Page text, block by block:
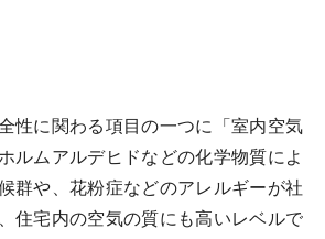
性に関わる項目の一つに「室内空気
ルムアルデヒドなどの化学物質によ
群や、花粉症などのアレルギーが社
住宅内の空気の質にも高いレベルで